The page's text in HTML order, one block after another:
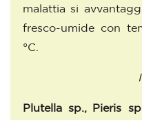
malattia si
fresco-umide con
°C.
Plutella sp., Pieris